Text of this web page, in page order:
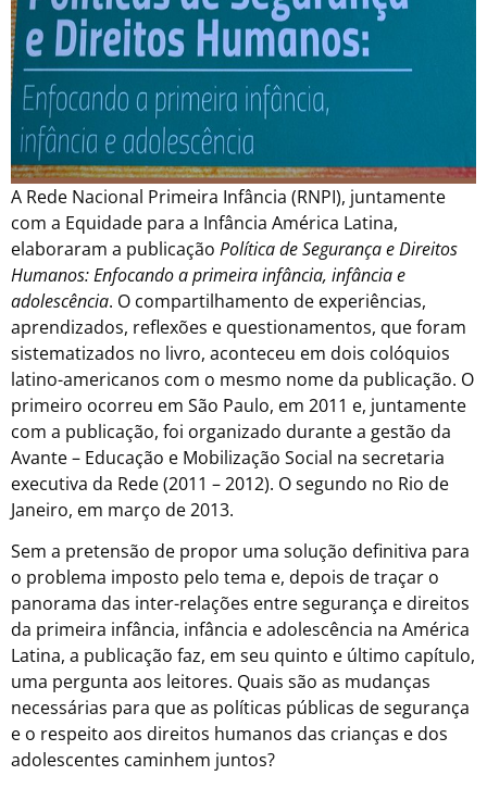
A Rede Nacional Primeira Infância (RNPI), juntamente
com a Equidade para a Infância América Latina,
elaboraram a publicação Política de Segurança e Direitos
Humanos: Enfocando a primeira infância, infância e
adolescência. O compartilhamento de experiências,
aprendizados, reflexões e questionamentos, que foram
sistematizados no livro, aconteceu em dois colóquios
latino-americanos com o mesmo nome da publicação. O
primeiro ocorreu em São Paulo, em 2011 e, juntamente
com a publicação, foi organizado durante a gestão da
Avante – Educação e Mobilização Social na secretaria
executiva da Rede (2011 – 2012). O segundo no Rio de
Janeiro, em março de 2013.
Sem a pretensão de propor uma solução definitiva para
o problema imposto pelo tema e, depois de traçar o
panorama das inter-relações entre segurança e direitos
da primeira infância, infância e adolescência na América
Latina, a publicação faz, em seu quinto e último capítulo,
uma pergunta aos leitores. Quais são as mudanças
necessárias para que as políticas públicas de segurança
e o respeito aos direitos humanos das crianças e dos
adolescentes caminhem juntos?